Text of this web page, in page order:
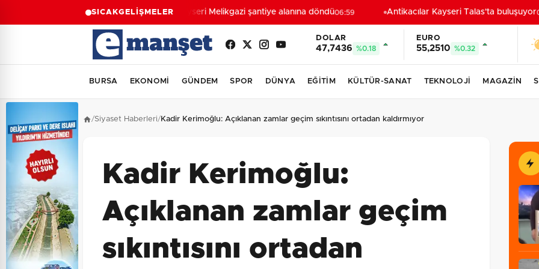
SICAKGELİŞMELERKayseri Melikgazi şantiye alanına döndü06:59 Antikacılar Kayseri Talas'ta buluşuyor
DOLAR
47,7436 %0.18
EURO
55,2510 %0.32
BURSA EKONOMİ GÜNDEM SPOR DÜNYA EĞİTİM KÜLTÜR-SANAT TEKNOLOJİ MAGAZİN
/Siyaset Haberleri/Kadir Kerimoğlu: Açıklanan zamlar geçim sıkıntısını ortadan kaldırmıyor
Kadir Kerimoğlu:
Açıklanan zamlar geçim
sıkıntısını ortadan